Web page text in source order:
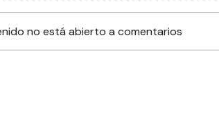
no está abierto a comentarios